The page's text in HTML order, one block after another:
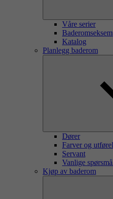
Våre serier
Katalog
Planlegg baderom
Dører
Farver og
Servant
Vanlige
Kjøp av baderom